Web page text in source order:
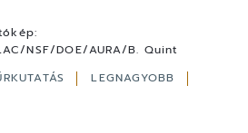
NSF/DOE/AURA/B. Quint
LEGNAGYOBB